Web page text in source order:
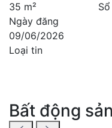
35 m²
Ngày đăng
09/06/2026
Loại tin
Bất động